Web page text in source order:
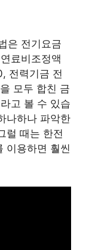
은 전기요금
료비조정액
전력기금 전
모두 합친 금
고 볼 수 있습
나하나 파악한
럴 때는 한전
이용하면 훨씬